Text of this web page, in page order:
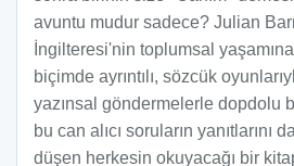
avuntu mudur sadece? Julian
İngilteresi'nin toplumsal
biçimde ayrıntılı, sözcük
yazınsal göndermelerle dopdolu
bu can alıcı soruların yanıtlarını
düşen herkesin okuyacağı bir